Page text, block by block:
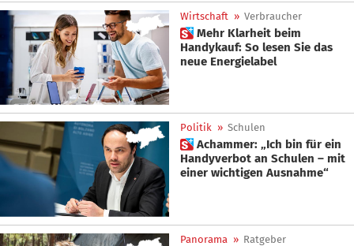
Wirtschaft » Verbraucher
 Mehr Klarheit beim
Handykauf: So lesen Sie das
neue Energielabel
Politik » Schulen
 Achammer: „Ich bin für ein
Handyverbot an Schulen – mit
einer wichtigen Ausnahme“
Panorama » Ratgeber